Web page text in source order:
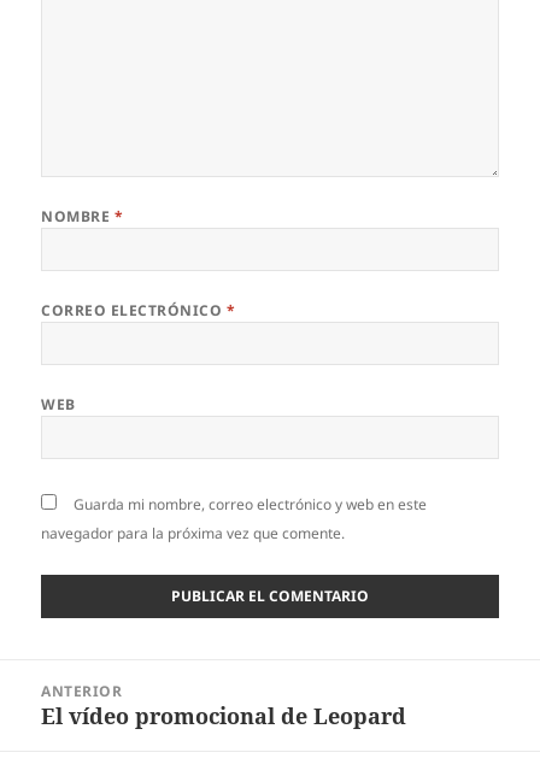
NOMBRE *
CORREO ELECTRÓNICO *
WEB
Guarda mi nombre, correo electrónico y web en este
navegador para la próxima vez que comente.
entradas
ANTERIOR
Entrada
El ví­deo promocional de Leopard